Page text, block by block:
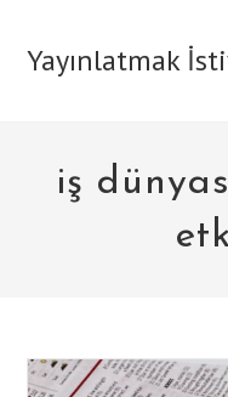
contentYayınlatmak
iş